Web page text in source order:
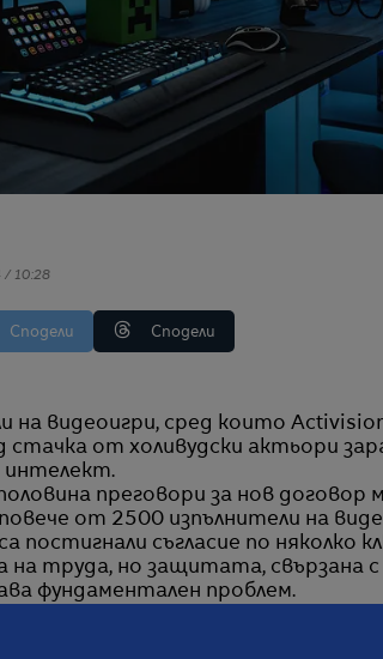
/ 10:28
Сподели Сподели
стачка от холивудски актьори
интелект.
половина преговори за нов
от 2500 изпълнители на
съгласие по няколко
труда, но защитата, свързана с
фундаментален проблем.